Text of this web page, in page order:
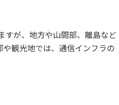
すが、地方や山間部、離島など
観光地では、通信インフラの